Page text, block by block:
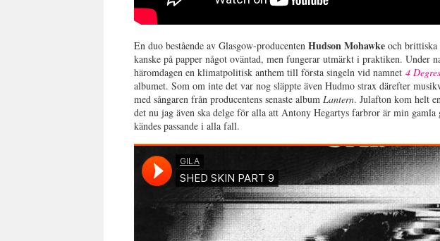
En duo bestående av Glasgow-producentenHudson Mohawke och brittiska
kanske på papper något oväntad, men fungerar utmärkt i praktiken. Under
häromdagen en klimatpolitisk anthem till första singeln vid namnet4
albumet. Som om inte det var nog släppte även Hudmo strax därefter
med sångaren från producentens senaste albumLantern. Julafton kom helt
det nu jag även ska delge för alla att Antony Hegartys farbror är min gamla
kändes passande i alla fall.